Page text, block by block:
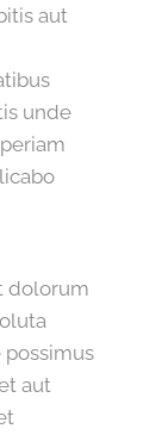
aut
unde
dolorum
aut